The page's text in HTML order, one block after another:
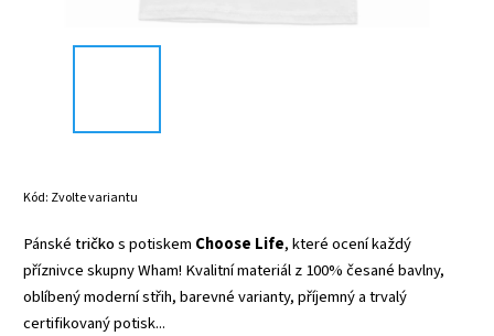
Kód: Zvolte variantu
Pánské tričkos potiskem Choose Life, které ocení každý
příznivce skupny Wham! Kvalitní materiál z 100% česané bavlny,
oblíbený moderní střih, barevné varianty, příjemný a trvalý
certifikovaný potisk...